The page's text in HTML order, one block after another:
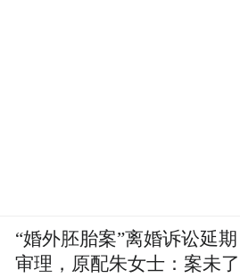
“婚外胚胎案”离婚诉讼延期
审理，原配朱女士：案未了